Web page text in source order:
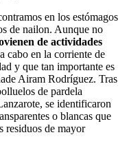
en los estómagos
de nailon. Aunque no
de actividades
cabo en la corriente de
y que tan importante es
Airam Rodríguez. Tras
de pardela
se identificaron
o blancas que
residuos de mayor